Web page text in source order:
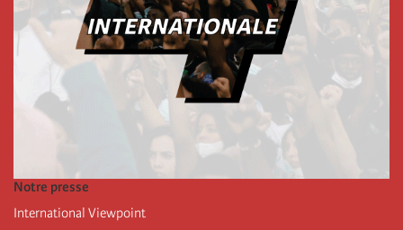
Notre presse
International Viewpoint